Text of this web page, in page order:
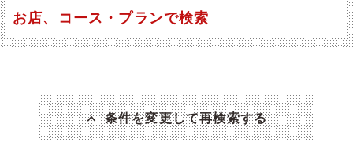
お店、コース・プランで検索
条件を変更して再検索する